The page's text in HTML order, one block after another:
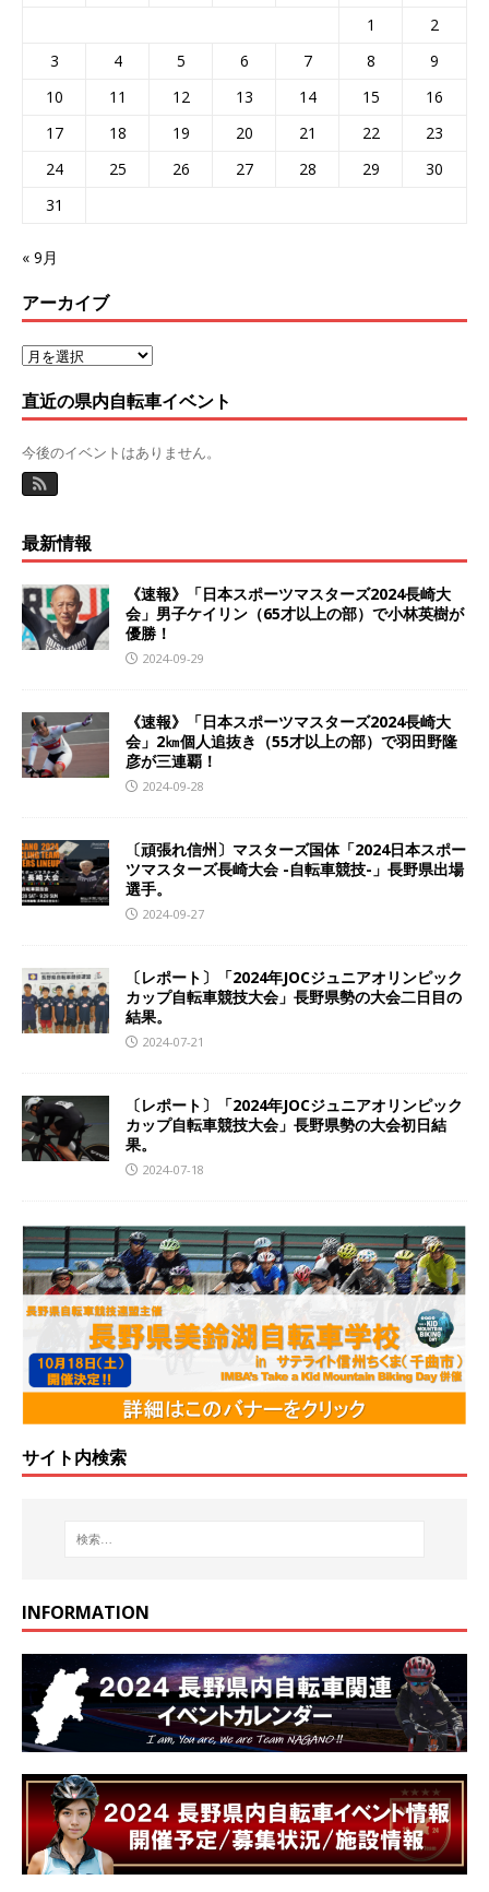
1
2
3
4 5 6 7 8
9
10
11 12 13 14 15
16
17
18 19 20 21 22
23
24
25 26 27 28 29
30
31
« 9月
アーカイブ
直近の県内自転車イベント
今後のイベントはありません。
最新情報
《速報》「日本スポーツマスターズ2024長崎大
会」男子ケイリン（65才以上の部）で小林英樹が
優勝！
2024-09-29
《速報》「日本スポーツマスターズ2024長崎大
会」2㎞個人追抜き（55才以上の部）で羽田野隆
彦が三連覇！
2024-09-28
〔頑張れ信州〕マスターズ国体「2024日本スポー
ツマスターズ長崎大会 -自転車競技-」長野県出場
選手。
2024-09-27
〔レポート〕「2024年JOCジュニアオリンピック
カップ自転車競技大会」長野県勢の大会二日目の
結果。
2024-07-21
〔レポート〕「2024年JOCジュニアオリンピック
カップ自転車競技大会」長野県勢の大会初日結
果。
2024-07-18
サイト内検索
INFORMATION